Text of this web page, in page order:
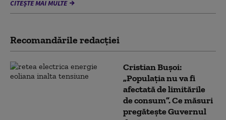
CITEȘTE MAI MULTE
Recomandările redacţiei
Cristian Bușoi:
„Populația nu va fi
afectată de limitările
de consum”. Ce măsuri
pregătește Guvernul